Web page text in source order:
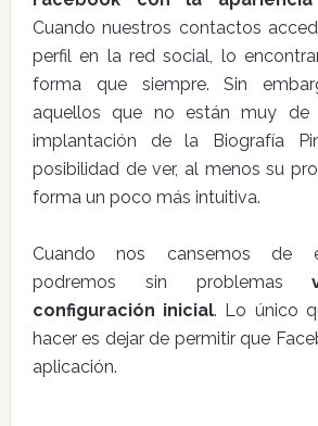
Cuando nuestros contactos
perfil en la red social, lo
forma que siempre. Sin
aquellos que no están muy de
implantación de la Biografía
posibilidad de ver, al menos su
forma un poco más intuitiva.
Cuando nos cansemos de
podremos sin problemas
configuración inicial. Lo único
hacer es dejar de permitir que
aplicación.